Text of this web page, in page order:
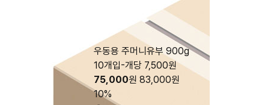
우동용 주머니유부 900g
10개입-개당 7,500원
75,000원 83,000원
10%